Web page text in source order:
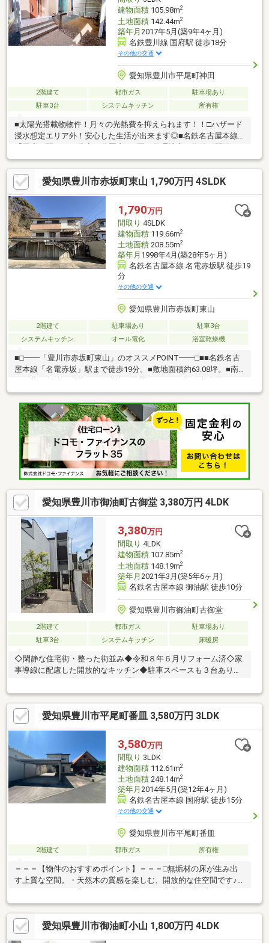
建物面積105.98m2
土地面積142.44m2
築年月 2017年5月(築9年4ヶ月)
名鉄豊川線 国府駅 徒歩18分
その他の交通
愛知県豊川市平尾町神田
2階建て 都市ガス
駐車場あり
駐車3台
システムキッチン 所有権
■太陽光搭載物物件！月々の光熱費を抑えられます！！□ハザード
浸水想定エリア外！安心した生活が出来ます◎■名鉄名古屋本線
住宅街♪＊＊ライフインフォメーション＊＊■名鉄名古屋本線「国
府」駅…徒歩約18分□豊川市立平尾小学校…徒歩約12分■豊川市立
中部中学校…徒歩約25分□ファミリーマート豊川平尾店…徒歩約5
分■ウエルシア豊川平尾町店…徒歩約5分物件の詳細はもちろん、
住宅ローンなどのご相談も承ります！まずはお気軽にお問い合わ
せください♪
愛知県豊川市赤坂町東山 1,790万円 4SLDK
1,790万円
間取り 4SLDK
建物面積119.66m2
土地面積208.55m2
築年月 1998年4月(築28年5ヶ月)
名鉄名古屋本線 名電赤坂駅 徒歩19
分
その他の交通
愛知県豊川市赤坂町東山
2階建て 駐車場あり
駐車3台
システムキッチン
オール電化 浴室乾燥機
■□━━「豊川市赤坂町東山」のオススメPOINT━━□■■名鉄名古
屋本線「名電赤坂」駅まで徒歩19分。■敷地面積約63.08坪。■南
テムが設置されたオール電化住宅。■LDKは約18.5帖の広さ。■キ
ッチンはお料理に集中できる、独立タイプ。■食器洗浄乾燥機、
浴室乾燥機などの設備付き。■室内各所に収納が設けられていま
す。■リフォーム内容《内装》・2011年10月：キッチン・洗面台
交換・2012年：オール電化工事・2020年：玄関ドア交換・2024年
3月：浴室交換《外装》・2012年：太陽光パネル設置
愛知県豊川市御油町古御堂 3,380万円 4LDK
3,380万円
間取り 4LDK
建物面積107.85m2
土地面積148.19m2
築年月 2021年3月(築5年6ヶ月)
名鉄名古屋本線 御油駅 徒歩10分
愛知県豊川市御油町古御堂
2階建て 都市ガス
駐車場あり
駐車3台
システムキッチン 床暖房
◇閑静な住宅街・整った街並み◆令和８年６月リフォーム済◇家
事導線に配慮した開放的なキッチン◆駐車スペースも３台あり
愛知県豊川市平尾町番皿 3,580万円 3LDK
3,580万円
間取り 3LDK
建物面積112.61m2
土地面積248.14m2
築年月 2014年5月(築12年4ヶ月)
名鉄名古屋本線 国府駅 徒歩15分
その他の交通
愛知県豊川市平尾町番皿
2階建て 都市ガス 所有権
＝＝＝【物件のおすすめポイント】＝＝＝□無垢材の床が生み出
す上質な空間。・天然木の質感を楽しむ、開放的な住空間です♪□
しを豊かに彩る事が出来ます◎□区画整理地内！・道路や公園の
整備による生活環境が整った立地です。＝＝＝【周辺環境】＝＝
＝・名鉄「国府」駅 徒歩約15分・平尾小学校 徒歩約19分・フ
ァミリーマート豊川平尾店 徒歩約1分・ウエルシア豊川平尾町
愛知県豊川市御油町小山 1,800万円 4LDK